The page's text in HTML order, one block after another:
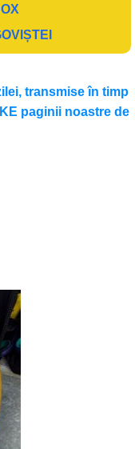
transmise în timp
paginii noastre de